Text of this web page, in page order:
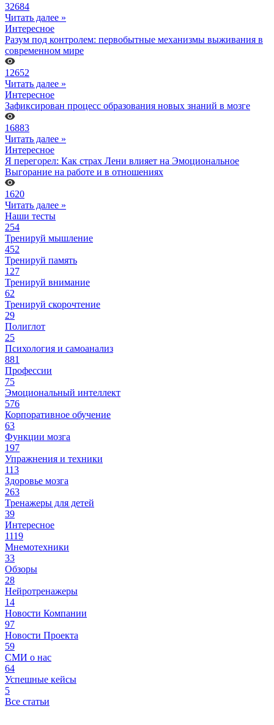
32684
Читать далее »
Интересное
Разум под контролем: первобытные механизмы выживания в
современном мире
12652
Читать далее »
Интересное
Зафиксирован процесс образования новых знаний в мозге
16883
Читать далее »
Интересное
Я перегорел: Как страх Лени влияет на Эмоциональное
Выгорание на работе и в отношениях
1620
Читать далее »
Наши тесты
254
Тренируй мышление
452
Тренируй память
127
Тренируй внимание
62
Тренируй скорочтение
29
Полиглот
25
Психология и самоанализ
881
Профессии
75
Эмоциональный интеллект
576
Корпоративное обучение
63
Функции мозга
197
Упражнения и техники
113
Здоровье мозга
263
Тренажеры для детей
39
Интересное
1119
Мнемотехники
33
Обзоры
28
Нейротренажеры
14
Новости Компании
97
Новости Проекта
59
СМИ о нас
64
Успешные кейсы
5
Все статьи